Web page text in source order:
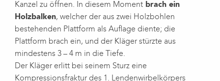
Kanzel zu öffnen. In diesem Moment brach ein
Holzbalken, welcher der aus zwei Holzbohlen
bestehenden Plattform als Auflage diente; die
Plattform brach ein, und der Kläger stürzte aus
mindestens 3 – 4 m in die Tiefe.
Der Kläger erlitt bei seinem Sturz eine
Kompressionsfraktur des 1. Lendenwirbelkörpers